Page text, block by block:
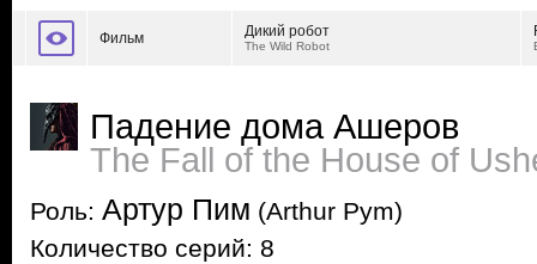
Фильм Дикий робот
The Wild Robot
Падение дома Ашеров
The Fall of the House of
Роль: Артур Пим (Arthur Pym)
Количество серий: 8